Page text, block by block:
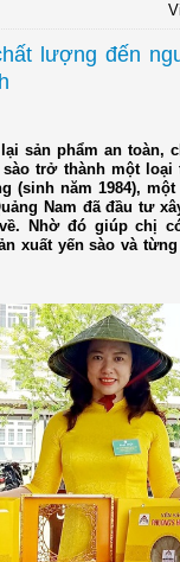
lượng đến
sản phẩm an toàn,
trở thành một loại
(sinh năm 1984),
Nam đã đầu tư
Nhờ đó giúp chị
xuất yến sào và